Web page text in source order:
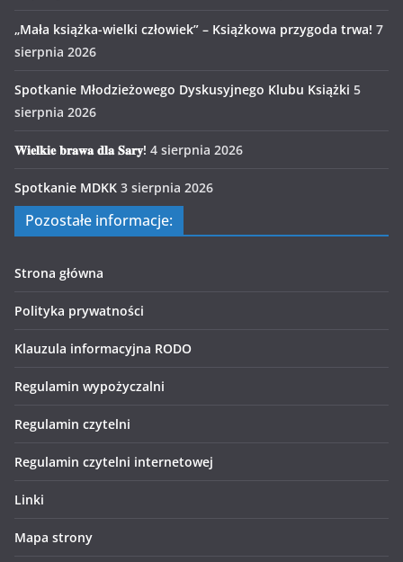
„Mała książka-wielki człowiek” – Książkowa przygoda trwa! 7
sierpnia 2026
Spotkanie Młodzieżowego Dyskusyjnego Klubu Książki 5
sierpnia 2026
𝐖𝐢𝐞𝐥𝐤𝐢𝐞 𝐛𝐫𝐚𝐰𝐚 𝐝𝐥𝐚 𝐒𝐚𝐫𝐲! 4 sierpnia 2026
Spotkanie MDKK 3 sierpnia 2026
Pozostałe informacje:
Strona główna
Polityka prywatności
Klauzula informacyjna RODO
Regulamin wypożyczalni
Regulamin czytelni
Regulamin czytelni internetowej
Linki
Mapa strony